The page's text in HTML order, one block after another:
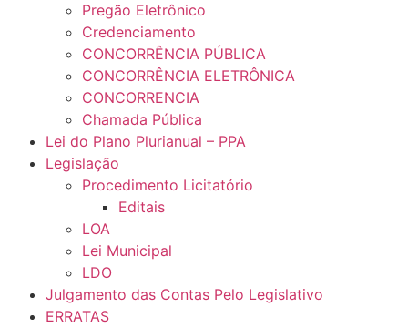
Pregão Eletrônico
Credenciamento
CONCORRÊNCIA PÚBLICA
CONCORRÊNCIA ELETRÔNICA
CONCORRENCIA
Chamada Pública
Lei do Plano Plurianual – PPA
Legislação
Procedimento Licitatório
Editais
LOA
Lei Municipal
LDO
Julgamento das Contas Pelo Legislativo
ERRATAS